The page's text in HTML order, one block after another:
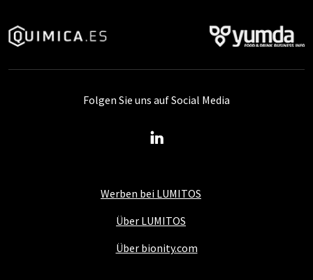
Werben bei LUMITOS
Über LUMITOS
Über bionity.com
Folgen Sie uns auf Social Media